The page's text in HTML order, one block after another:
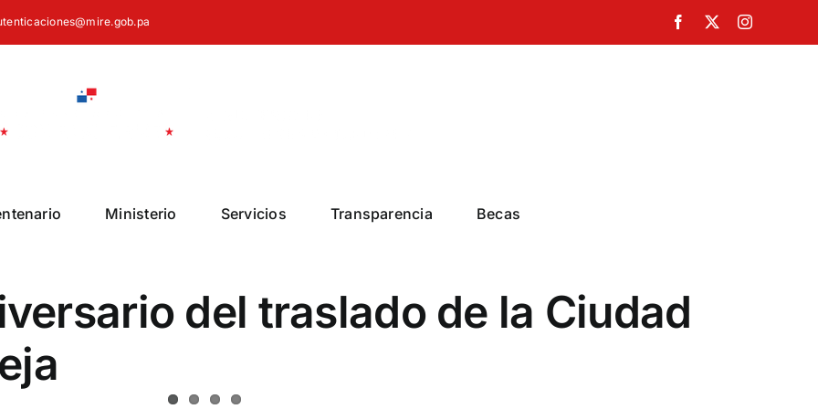
Facebook
X Instagram
Ministerio Servicios Transparencia Becas
del traslado de la Ciudad